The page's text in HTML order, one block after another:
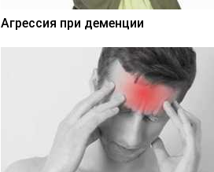
Агрессия при деменции